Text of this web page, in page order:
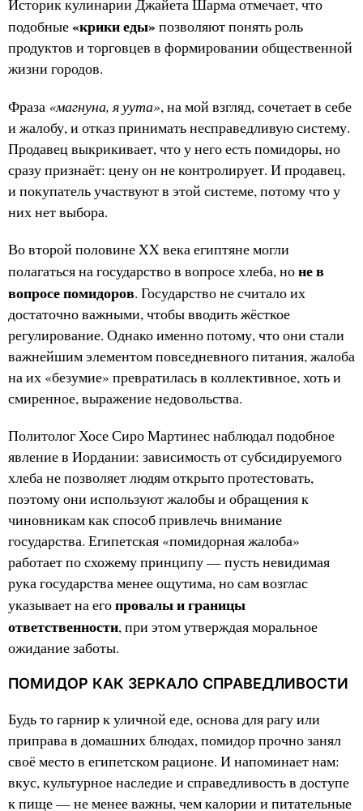
Историк кулинарии Джайета Шарма отмечает, что
подобные«крики еды» позволяют понять роль
продуктов и торговцев в формировании общественной
жизни городов.
Фраза «магнуна, я уута», на мой взгляд, сочетает в себе
и жалобу, и отказ принимать несправедливую систему.
Продавец выкрикивает, что у него есть помидоры, но
сразу признаёт: цену он не контролирует. И продавец,
и покупатель участвуют в этой системе, потому что у
них нет выбора.
Во второй половине XX века египтяне могли
полагаться на государство в вопросе хлеба, ноне в
вопросе помидоров. Государство не считало их
достаточно важными, чтобы вводить жёсткое
регулирование. Однако именно потому, что они стали
важнейшим элементом повседневного питания, жалоба
на их «безумие» превратилась в коллективное, хоть и
смиренное, выражение недовольства.
Политолог Хосе Сиро Мартинес наблюдал подобное
явление в Иордании: зависимость от субсидируемого
хлеба не позволяет людям открыто протестовать,
поэтому они используют жалобы и обращения к
чиновникам как способ привлечь внимание
государства. Египетская «помидорная жалоба»
работает по схожему принципу — пусть невидимая
рука государства менее ощутима, но сам возглас
указывает на егопровалы и границы
ответственности, при этом утверждая моральное
ожидание заботы.
ПОМИДОР КАК ЗЕРКАЛО СПРАВЕДЛИВОСТИ
Будь то гарнир к уличной еде, основа для рагу или
приправа в домашних блюдах, помидор прочно занял
своё место в египетском рационе. И напоминает нам:
вкус, культурное наследие и справедливость в доступе
к пище — не менее важны, чем калории и питательные